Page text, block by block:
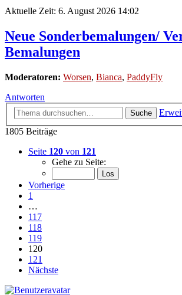
Aktuelle Zeit: 6. August 2026 14:02
Neue Sonderbemalungen/
Bemalungen
Moderatoren: Worsen, Bianca, PaddyFly
Antworten
Suche
1805 Beiträge
Seite 120 von 121
Gehe zu Seite:
Vorherige
1
…
117
118
119
120
121
Nächste